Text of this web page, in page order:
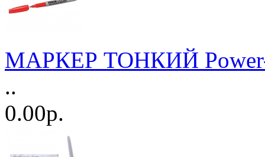
МАРКЕР ТОНКИЙ Power-
..
0.00р.